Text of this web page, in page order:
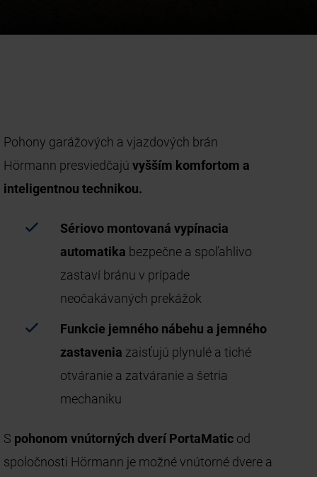
Pohony garážových a vjazdových brán
Hörmann presviedčajúvyšším komfortom a
inteligentnou technikou.
Sériovo montovaná vypínacia
automatika bezpečne a spoľahlivo
zastaví bránu v prípade
neočakávaných prekážok
Funkcie jemného nábehu a jemného
zastavenia zaisťujú plynulé a tiché
otváranie a zatváranie a šetria
mechaniku
S pohonom vnútorných dverí PortaMatic od
spoločnosti Hörmann je možné vnútorné dvere a